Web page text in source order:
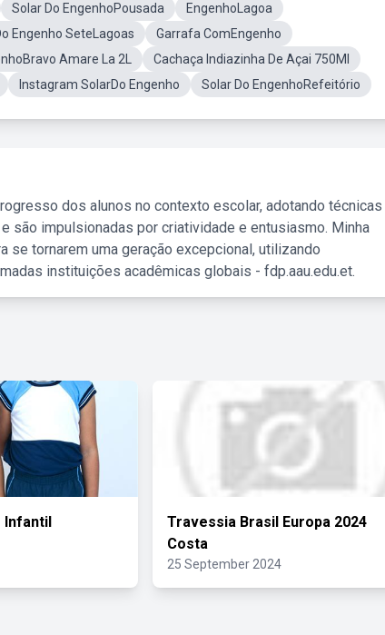
Solar Do EngenhoPousada
EngenhoLagoa
Engenho SeteLagoas
Garrafa ComEngenho
Amare La 2L
Cachaça Indiazinha De Açai 750Ml
Instagram SolarDo Engenho Solar Do EngenhoRefeitório
dos alunos no contexto escolar, adotando técnicas
são impulsionadas por criatividade e entusiasmo. Minha
se tornarem uma geração excepcional, utilizando
instituições acadêmicas globais - fdp.aau.edu.et.
Infantil
Travessia Brasil Europa 2024
Costa
25 September 2024